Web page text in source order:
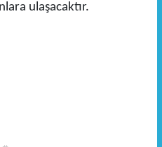
ulaşacaktır.